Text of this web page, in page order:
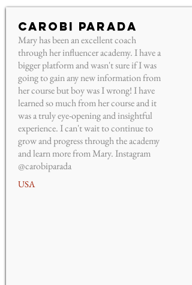
Carobi Parada
Mary has been an excellent coach
through her influencer academy. I have a
bigger platform and wasn't sure if I was
going to gain any new information from
her course but boy was I wrong! I have
learned so much from her course and it
was a truly eye-opening and insightful
experience. I can't wait to​ continue to
grow and progress through the academy
and learn more from Mary. Instagram
@carobiparada
USA